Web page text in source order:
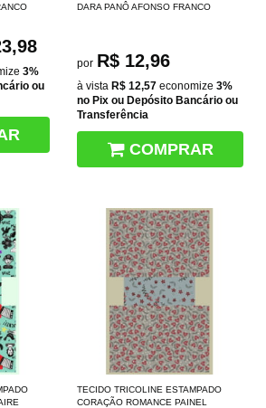
3%
ou
DARA PANÔ AFONSO FRANCO
por R$ 12,96
à vista R$ 12,57 economize 3%
no Pix ou Depósito Bancário ou
Transferência
COMPRAR
TECIDO TRICOLINE ESTAMPADO
CORAÇÃO ROMANCE PAINEL